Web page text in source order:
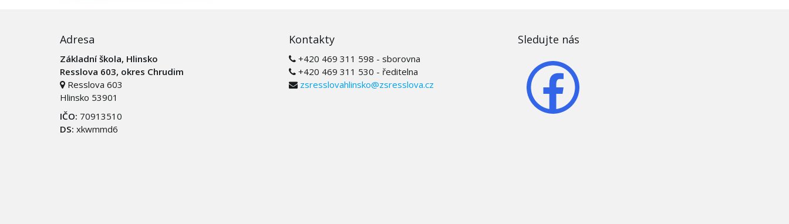
Adresa
Základní škola, Hlinsko
Resslova 603, okres Chrudim
Resslova 603
Hlinsko 53901
IČO: 70913510
DS: xkwmmd6
Kontakty
+420 469 311 598 - sborovna
+420 469 311 530 - ředitelna
zsresslovahlinsko@zsresslova.cz
Sledujte nás